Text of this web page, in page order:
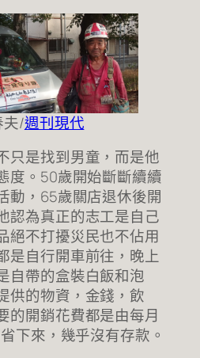
夫/週刊現代
只是找到男童，而是他
度。50歲開始斷斷續續
動，65歲關店退休後開
認為真正的志工是自己
絕不打擾災民也不佔用
是自行開車前往，晚上
自帶的盒裝白飯和泡
供的物資，金錢，飲
的開銷花費都是由每月
下來，幾乎沒有存款。